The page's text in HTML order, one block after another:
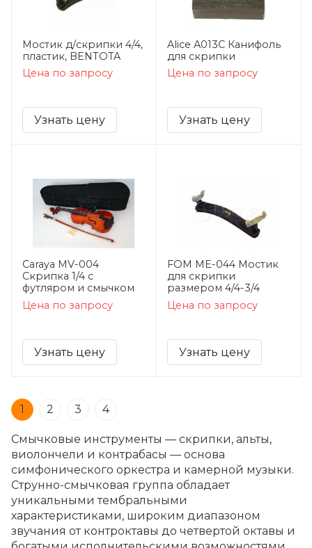
Мостик д/скрипки 4/4,
пластик, BENTOTA
Цена по запросу
Узнать цену
Alice A013C Канифоль
для скрипки
Цена по запросу
Узнать цену
Caraya MV-004
Скрипка 1/4 с
футляром и смычком
Цена по запросу
Узнать цену
FOM ME-044 Мостик
для скрипки
размером 4/4-3/4
Цена по запросу
Узнать цену
1 2 3 4
Смычковые инструменты — скрипки, альты,
виолончели и контрабасы — основа
симфонического оркестра и камерной музыки.
Струнно-смычковая группа обладает
уникальными тембральными
характеристиками, широким диапазоном
звучания от контроктавы до четвертой октавы и